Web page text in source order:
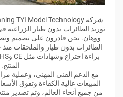
ووهان. نحن قادرون على تصميم
المنتج.
مع الدعم الفني المهني، وعملية
المبيعات عالية الكفاءة وتفوق